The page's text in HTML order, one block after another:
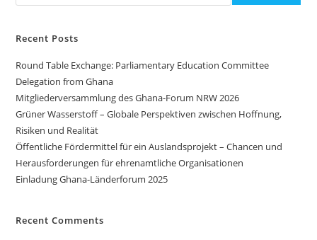
Recent Posts
Round Table Exchange: Parliamentary Education Committee
Delegation from Ghana
Mitgliederversammlung des Ghana-Forum NRW 2026
Grüner Wasserstoff – Globale Perspektiven zwischen Hoffnung,
Risiken und Realität
Öffentliche Fördermittel für ein Auslandsprojekt – Chancen und
Herausforderungen für ehrenamtliche Organisationen
Einladung Ghana-Länderforum 2025
Recent Comments